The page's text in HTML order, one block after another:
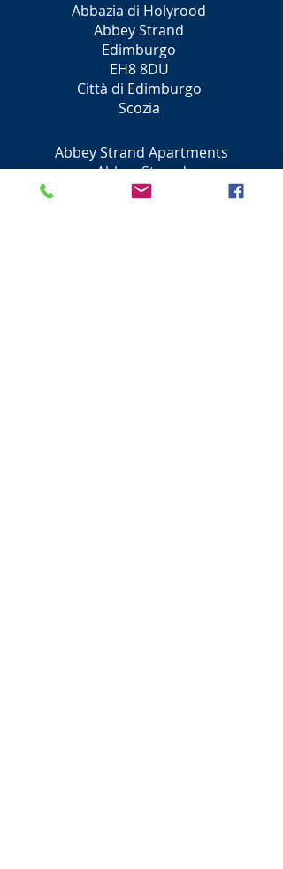
Abbazia di Holyrood
Abbey Strand
Edimburgo
EH8 8DU
Città di Edimburgo
Scozia
Abbey Strand Apartments
Abbey Strand
Edimburgo